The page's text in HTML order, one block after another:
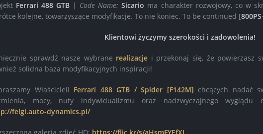
Ferrari 488 GTB | Code Name: Sicario ma charakter rozwojowy, co w
kolejne, towarzyszące modyfikacje. To nie koniec. To be continued [
Klientowi życzymy szerokości i zadowolenia!
sprawdź nasze wybrane realizacje i przekonaj się, że powierzasz
solidna baza modyfikacyjnych inspiracji!
Właścicieli Ferrari 488 GTB / Spider [F142M] chcących nadać
mocy, nuty indywidualizmu oraz nadzwyczajnego wyglądu
felgi.auto-dynamics.pl/